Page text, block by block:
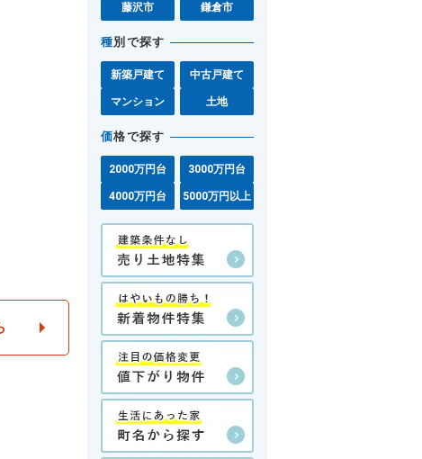
藤沢市 鎌倉市
種別で探す
新築戸建て 中古戸建て
マンション 土地
価格で探す
2000万円台 3000万円台
4000万円台 5000万円以上